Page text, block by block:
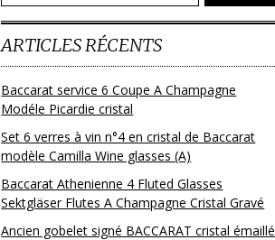
ARTICLES RÉCENTS
Baccarat service 6 Coupe A Champagne
Modéle Picardie cristal
Set 6 verres à vin n°4 en cristal de Baccarat
modèle Camilla Wine glasses (A)
Baccarat Athenienne 4 Fluted Glasses
Sektgläser Flutes A Champagne Cristal Gravé
Ancien gobelet signé BACCARAT cristal émaillé